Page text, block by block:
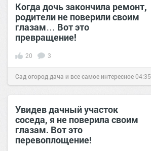
Когда дочь закончила ремонт,
родители не поверили своим
глазам… Вот это
превращение!
20 3
Сад огород дача и все самое интересное04:35
22 фев 2017
Увидев дачный участок
соседа, я не поверила своим
глазам. Вот это
перевоплощение!